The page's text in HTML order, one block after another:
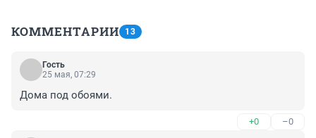
КОММЕНТАРИИ 13
Гость
25 мая, 07:29
Дома под обоями.
+0 –0